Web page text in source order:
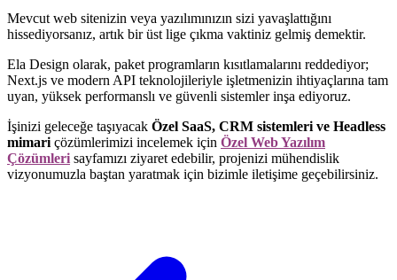
Mevcut web sitenizin veya yazılımınızın sizi yavaşlattığını
hissediyorsanız, artık bir üst lige çıkma vaktiniz gelmiş demektir.
Ela Design olarak, paket programların kısıtlamalarını reddediyor;
Next.js ve modern API teknolojileriyle işletmenizin ihtiyaçlarına tam
uyan, yüksek performanslı ve güvenli sistemler inşa ediyoruz.
İşinizi geleceğe taşıyacak Özel SaaS, CRM sistemleri ve Headless
mimari çözümlerimizi incelemek için Özel Web Yazılım
Çözümleri sayfamızı ziyaret edebilir, projenizi mühendislik
vizyonumuzla baştan yaratmak için bizimle iletişime geçebilirsiniz.